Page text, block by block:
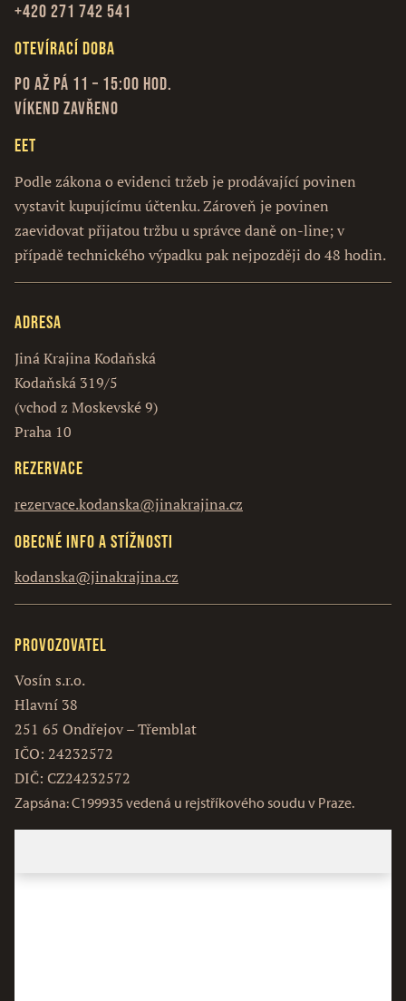
+420 271 742 541
Otevírací doba
Po až Pá 11 – 15:00 hod.
Víkend zavřeno
EET
Podle zákona o evidenci tržeb je prodávající povinen
vystavit kupujícímu účtenku. Zároveň je povinen
zaevidovat přijatou tržbu u správce daně on-line; v
případě technického výpadku pak nejpozději do 48 hodin.
Adresa
Jiná Krajina Kodaňská
Kodaňská 319/5
(vchod z Moskevské 9)
Praha 10
Rezervace
rezervace.kodanska@jinakrajina.cz
Obecné info a stížnosti
kodanska@jinakrajina.cz
Provozovatel
Vosín s.r.o.
Hlavní 38
251 65 Ondřejov – Třemblat
IČO: 24232572
DIČ: CZ24232572
Zapsána: C199935 vedená u rejstříkového soudu v Praze.